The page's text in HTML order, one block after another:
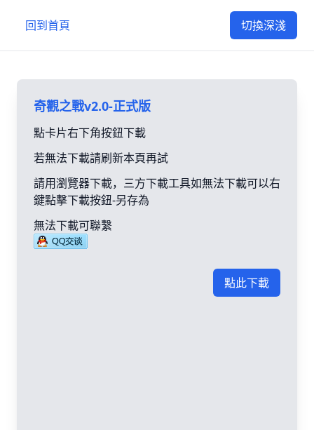
回到首頁 切換深淺
奇觀之戰v2.0-正式版
點卡片右下角按鈕下載
若無法下載請刷新本頁再試
請用瀏覽器下載，三方下載工具如無法下載可以右
鍵點擊下載按鈕-另存為
無法下載可聯繫
點此下載